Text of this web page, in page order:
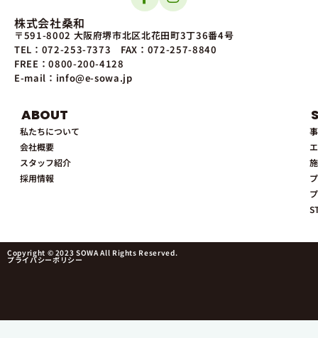
株式会社桑和
〒591-8002 大阪府堺市北区北花田町3丁36番4号
TEL：072-253-7373 FAX：072-257-8840
FREE：0800-200-4128
E-mail：info@e-sowa.jp
ABOUT
私たちについて
会社概要
スタッフ紹介
採用情報
Copyright © 2023 SOWA All Rights Reserved.
プライバシーポリシー